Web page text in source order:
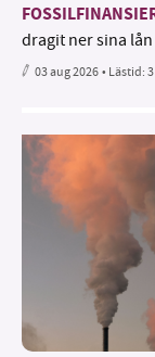
dragit ner sina
03 aug 2026• Lästid: